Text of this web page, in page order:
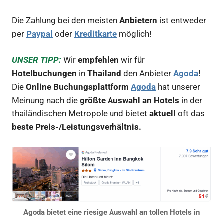
Die Zahlung bei den meisten Anbietern ist entweder
per Paypal oder Kreditkarte möglich!
UNSER TIPP: Wir empfehlen wir für
Hotelbuchungen in Thailand den Anbieter Agoda!
Die Online Buchungsplattform Agoda hat unserer
Meinung nach die größte Auswahl an Hotels in der
thailändischen Metropole und bietet aktuell oft das
beste Preis-/Leistungsverhältnis.
Agoda bietet eine riesige Auswahl an tollen Hotels in